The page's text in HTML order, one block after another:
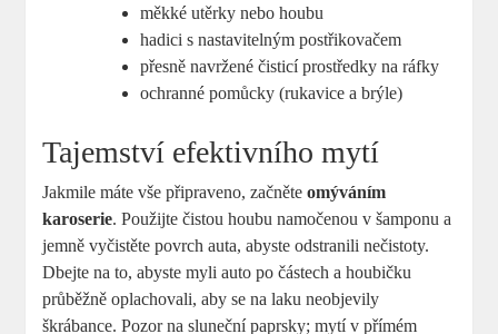
měkké utěrky nebo houbu
hadici s nastavitelným postřikovačem
přesně⁤ navržené⁤ čisticí prostředky na ráfky
ochranné pomůcky (rukavice a brýle)
Tajemství efektivního mytí
Jakmile máte vše připraveno, začněteomýváním
karoserie. ‍Použijte čistou houbu namočenou v šamponu a
jemně vyčistěte povrch auta, abyste odstranili ⁣nečistoty.
Dbejte na ⁢to, abyste myli auto po částech a houbičku
⁢průběžně⁤ oplachovali, aby se‍ na laku ⁤neobjevily
škrábance. Pozor na sluneční paprsky; mytí v přímém